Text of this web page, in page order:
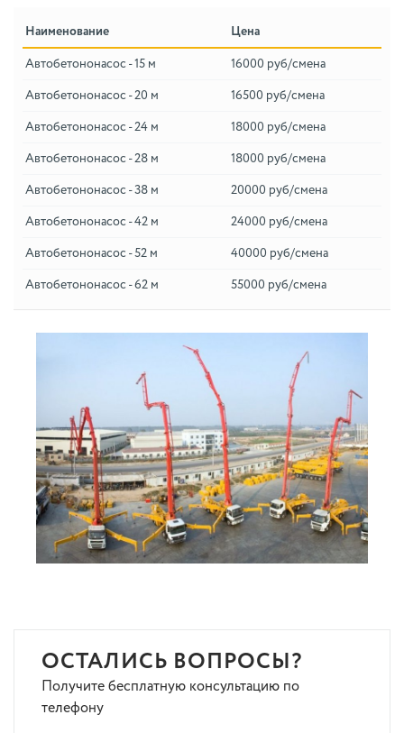
Наименование Цена
Автобетононасос - 15 м 16000 руб/смена
Автобетононасос - 20 м 16500 руб/смена
Автобетононасос - 24 м 18000 руб/смена
Автобетононасос - 28 м 18000 руб/смена
Автобетононасос - 38 м 20000 руб/смена
Автобетононасос - 42 м 24000 руб/смена
Автобетононасос - 52 м 40000 руб/смена
Автобетононасос - 62 м 55000 руб/смена
ОСТАЛИСЬ ВОПРОСЫ?
Получите бесплатную консультацию по
телефону